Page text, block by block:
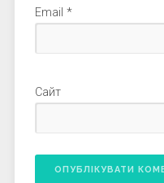
Email *
Сайт